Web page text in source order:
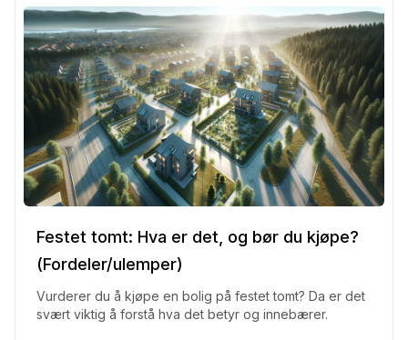
Festet tomt: Hva er det, og bør du kjøpe?
(Fordeler/ulemper)
Vurderer du å kjøpe en bolig på festet tomt? Da er det
svært viktig å forstå hva det betyr og innebærer.